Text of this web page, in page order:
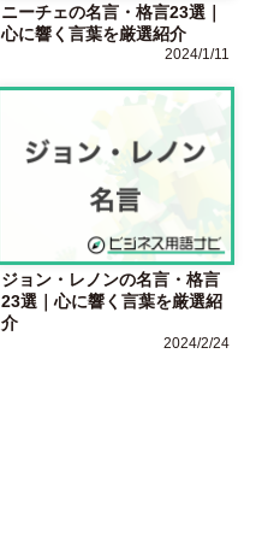
ニーチェの名言・格言23選｜
心に響く言葉を厳選紹介
2024/1/11
ジョン・レノンの名言・格言
23選｜心に響く言葉を厳選紹
介
2024/2/24